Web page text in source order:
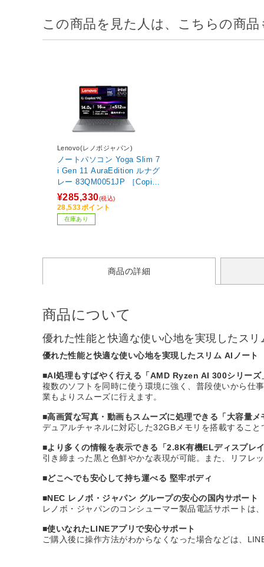
この商品を見た人は、こちらの商
Lenovo(レノボジャパン)
ノートパソコン Yoga Slim 7
i Gen 11 AuraEdition ルナグ
レー 83QM0051JP ［Copilo
t+ PC /14.0型 /Windows11
Home /intel Core Ultra 7 /メ
モリ：16GB /SSD：512GB
/日本語版キーボード /2026
¥285,330(税込)
28,533ポイント
在庫あり
商品の詳細
商品について
優れた性能と快適な使い心地を実現したスリ
優れた性能と快適な使い心地を実現したスリム AIノート
■AI処理もすばやく行える「AMD Ryzen AI 300シリーズ
複数のソフトを同時に使う環境に強く、普段使いから仕
業もよりスムーズに行えます。
■高画質な写真・動画もスムーズに処理できる「大容量メ
デュアルチャネルに対応した32GBメモリを搭載するこ
■より多くの情報を表示できる「2.8K有機ELディスプレ
引き締まった黒と色鮮やかな表現が可能。また、リフレ
■どこへでも安心して持ち運べる 堅牢ボディ
■NEC レノボ・ジャパン グループの安心の国内サポート
レノボ・ジャパンのコンシューマー製品電話サポートは
■使いなれたLINEアプリで安心サポート
ご購入後に操作方法がわからなくなった場合などは、